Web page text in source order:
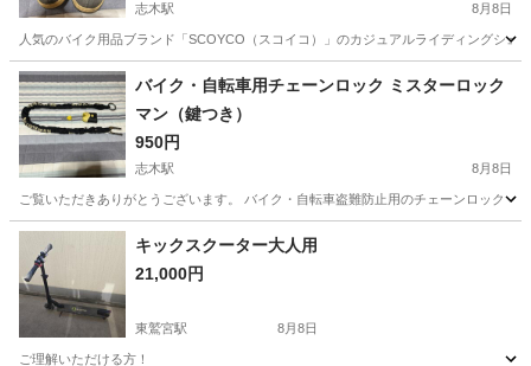
志木駅 8月8日
人気のバイク用品ブランド「SCOYCO（スコイコ）」のカジュアルライディングシ
埼玉 志木市 志木駅 その他
バイク・自転車用チェーンロック ミスターロック
マン（鍵つき）
950円
志木駅 8月8日
ご覧いただきありがとうございます。 バイク・自転車盗難防止用のチェーンロック
埼玉 志木市 志木駅 その他 チェーン
キックスクーター大人用
21,000円
東鷲宮駅 8月8日
ご理解いただける方！